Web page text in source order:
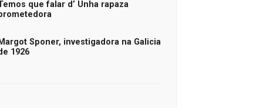
que falar d’ Unha rapaza
Sponer, investigadora na Galicia
1926